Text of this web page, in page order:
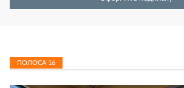
ПОЛОСА 16